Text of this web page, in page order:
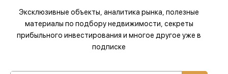
Эксклюзивные объекты, аналитика рынка, полезные
материалы по подбору недвижимости, секреты
прибыльного инвестирования и многое другое уже в
подписке